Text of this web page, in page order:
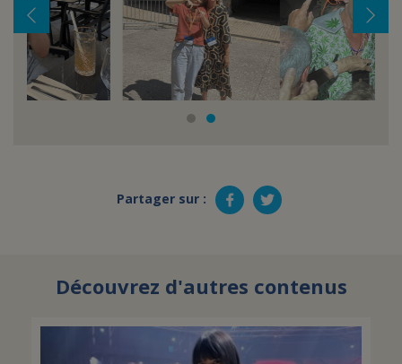
Partager sur :
Découvrez d'autres contenus